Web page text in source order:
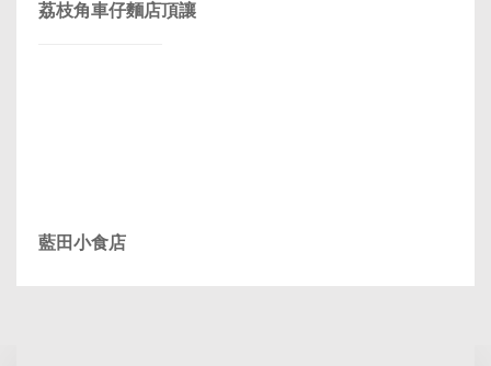
荔枝角車仔麵店頂讓
藍田小食店